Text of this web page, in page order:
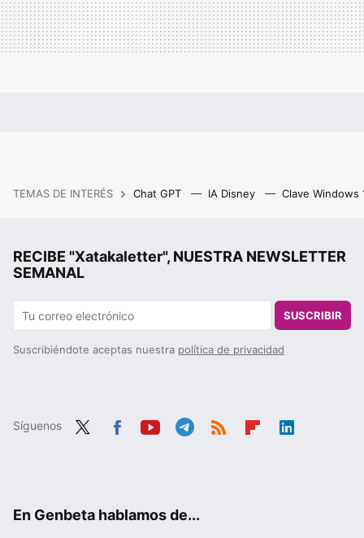
TEMAS DE INTERÉS Chat GPT IA Disney Clave Windows
RECIBE "Xatakaletter", NUESTRA NEWSLETTER
SEMANAL
SUSCRIBIR
Suscribiéndote aceptas nuestra política de privacidad
Síguenos
En Genbeta hablamos de...